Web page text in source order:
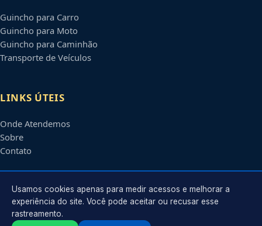
Guincho para Carro
Guincho para Moto
Guincho para Caminhão
Transporte de Veículos
LINKS ÚTEIS
Onde Atendemos
Sobre
Contato
CONTATO
Atendimento em
Usamos cookies apenas para medir acessos e melhorar a
experiência do site. Você pode aceitar ou recusar esse
rastreamento.